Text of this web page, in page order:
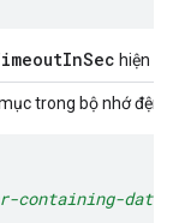
hiện
trong bộ nhớ
containing-date